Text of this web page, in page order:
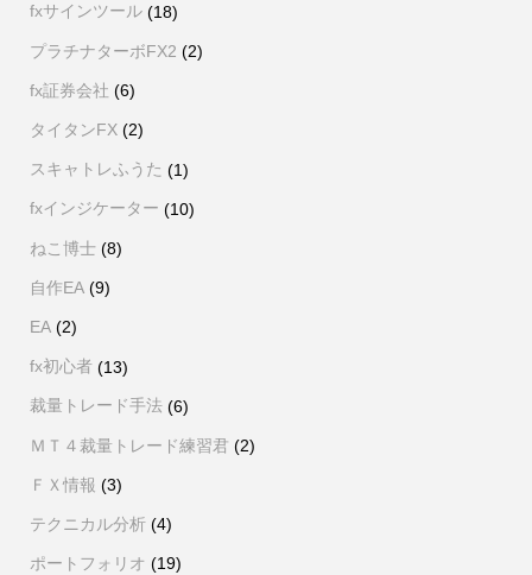
fxサインツール(18)
プラチナターボFX2 (2)
fx証券会社 (6)
タイタンFX(2)
スキャトレふうた (1)
fxインジケーター (10)
ねこ博士(8)
自作EA(9)
EA(2)
fx初心者(13)
裁量トレード手法(6)
ＭＴ４裁量トレード練習君 (2)
ＦＸ情報 (3)
テクニカル分析(4)
ポートフォリオ (19)